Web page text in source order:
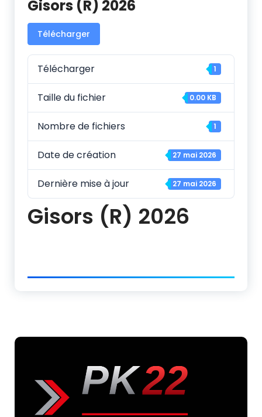
Gisors (R) 2026
Télécharger
Télécharger 1
Taille du fichier 0.00 KB
Nombre de fichiers 1
Date de création 27 mai 2026
Dernière mise à jour 27 mai 2026
Gisors (R) 2026